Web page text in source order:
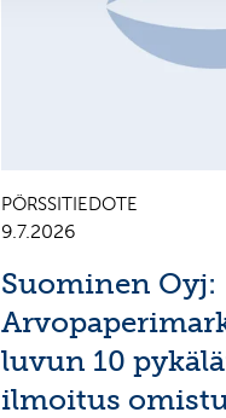
PÖRSSITIEDOTE
9.7.2026
Suominen Oyj:
luvun 10
ilmoitus